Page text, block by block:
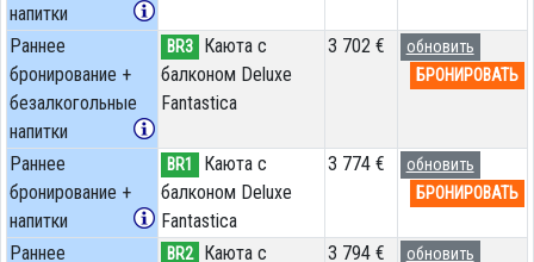
напитки
Раннее
бронирование +
безалкогольные
напитки
BR3
Каюта с
балконом Deluxe
Fantastica
3 702 €
обновить
БРОНИРОВАТЬ
Раннее
бронирование +
напитки
BR1
Каюта с
балконом Deluxe
Fantastica
3 774 €
обновить
БРОНИРОВАТЬ
Раннее
BR2
Каюта с
3 794 €
обновить